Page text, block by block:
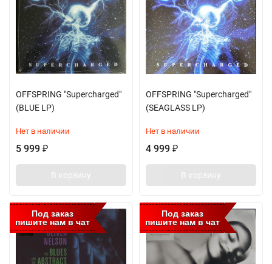
OFFSPRING "Supercharged"
(BLUE LP)
Нет в наличии
5 999 ₽
В корзину
OFFSPRING "Supercharged"
(SEAGLASS LP)
Нет в наличии
4 999 ₽
В корзину
Под заказ
пишите нам в чат
Под заказ
пишите нам в чат